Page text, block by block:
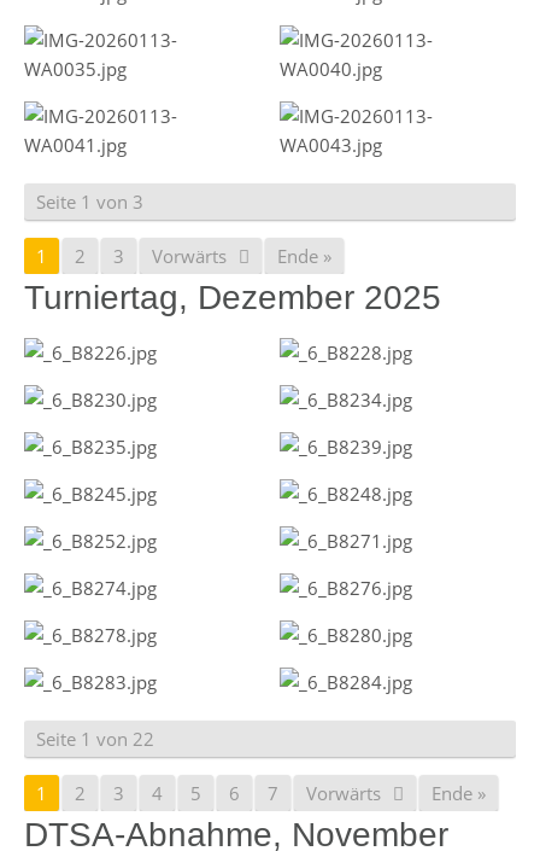
Seite 1 von 3
1 2 3 Vorwärts Ende »
Turniertag, Dezember 2025
Seite 1 von 22
1 2 3 4 5 6 7 Vorwärts Ende »
DTSA-Abnahme, November